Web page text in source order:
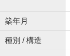
築年月
種別 / 構造